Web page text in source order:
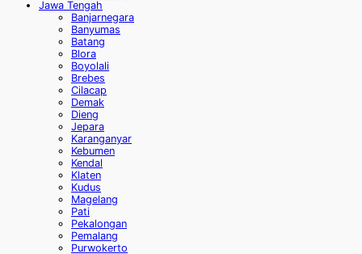
Jawa Tengah
Banjarnegara
Banyumas
Batang
Blora
Boyolali
Brebes
Cilacap
Demak
Dieng
Jepara
Karanganyar
Kebumen
Kendal
Klaten
Kudus
Magelang
Pati
Pekalongan
Pemalang
Purwokerto